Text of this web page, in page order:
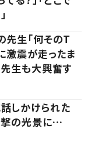
生「何そのT
激震が走ったま
生も大興奮す
しかけられた
撃の光景に…